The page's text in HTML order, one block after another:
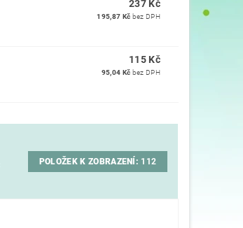
237 Kč
195,87 Kč bez DPH
115 Kč
95,04 Kč bez DPH
POLOŽEK K ZOBRAZENÍ: 112